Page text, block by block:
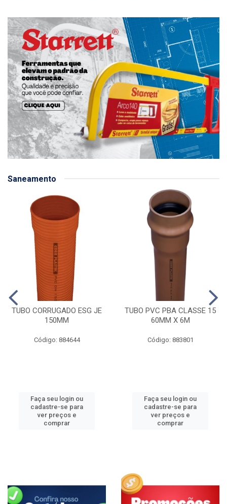
Saneamento
TUBO CORRUGADO ESG JE
150MM
Código: 884644
Faça seu login ou
cadastre-se para
ver preços e
comprar
TUBO PVC PBA CLASSE 15
60MM X 6M
Código: 883801
Faça seu login ou
cadastre-se para
ver preços e
comprar